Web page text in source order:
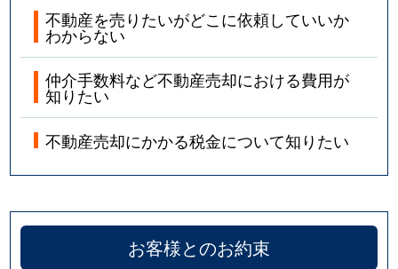
不動産を売りたいがどこに依頼していいか
わからない
仲介手数料など不動産売却における費用が
知りたい
不動産売却にかかる税金について知りたい
お客様とのお約束